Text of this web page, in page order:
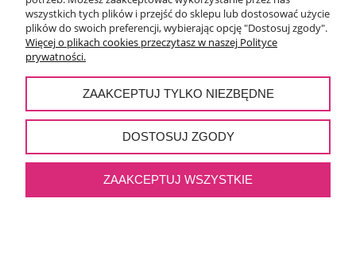
MOJE KONTO
PŁATNOŚCI I DOSTAWA
O NAS
wszystkich tych plików i przejść do sklepu lub dostosować użycie
plików do swoich preferencji, wybierając opcję "Dostosuj zgody".
Więcej o plikach cookies przeczytasz w naszej Polityce
prywatności.
ZAAKCEPTUJ TYLKO NIEZBĘDNE
DOSTOSUJ ZGODY
ZAAKCEPTUJ WSZYSTKIE